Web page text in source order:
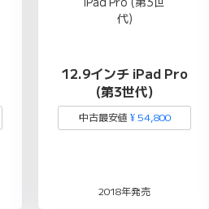
12.9インチ iPad Pro
(第3世代)
中古最安値 ¥ 54,800
2018年発売